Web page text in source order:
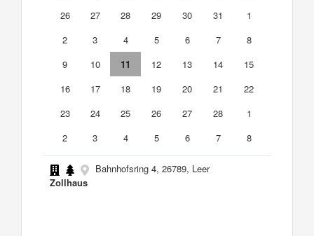
26
27 28 29 30 31
1
2
3 4 5 6 7
8
9
10 11 12 13 14
15
16
17 18 19 20 21
22
23
24 25 26 27 28
1
2
3 4 5 6 7 8
Bahnhofsring 4, 26789, Leer
Zollhaus